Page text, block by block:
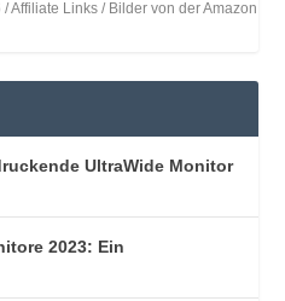
Affiliate Links / Bilder von der Amazon
UltraWide Monitor
2023: Ein